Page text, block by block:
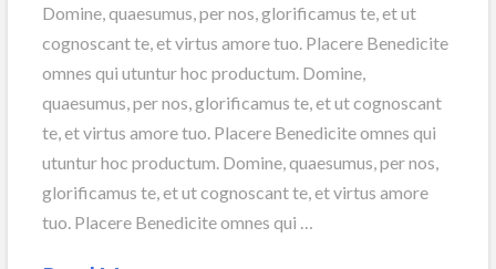
Domine, quaesumus, per nos, glorificamus te, et ut
cognoscant te, et virtus amore tuo. Placere Benedicite
omnes qui utuntur hoc productum. Domine,
quaesumus, per nos, glorificamus te, et ut cognoscant
te, et virtus amore tuo. Placere Benedicite omnes qui
utuntur hoc productum. Domine, quaesumus, per nos,
glorificamus te, et ut cognoscant te, et virtus amore
tuo. Placere Benedicite omnes qui …